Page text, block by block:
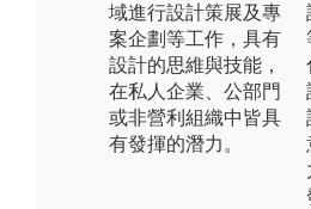
域進行設計策展及專
案企劃等工作，具有
設計的思維與技能，
在私人企業、公部門
或非營利組織中皆具
有發揮的潛力。